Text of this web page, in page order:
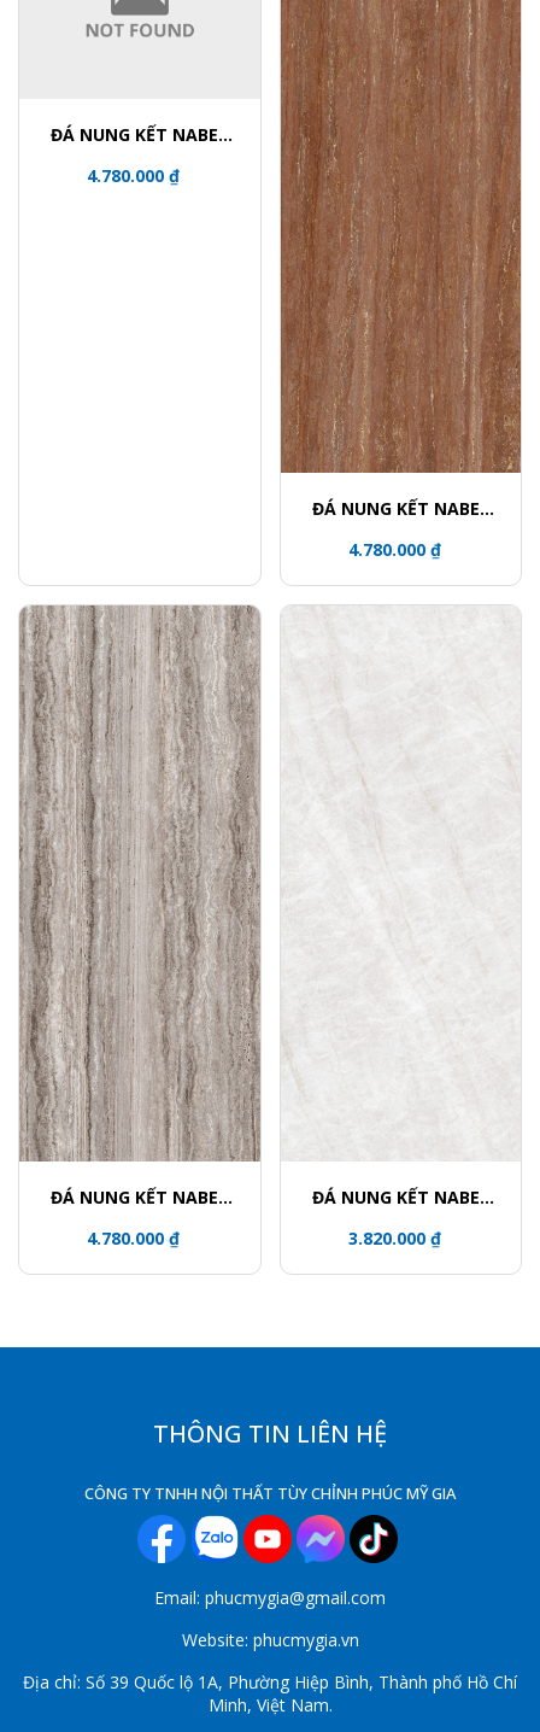
ĐÁ NUNG KẾT NABEL
4.780.000 ₫
ĐÁ NUNG KẾT NABEL
4.780.000 ₫
ĐÁ NUNG KẾT NABEL
4.780.000 ₫
ĐÁ NUNG KẾT NABEL
3.820.000 ₫
THÔNG TIN LIÊN HỆ
CÔNG TY TNHH NỘI THẤT TÙY CHỈNH PHÚC MỸ GIA
Email: phucmygia@gmail.com
Website: phucmygia.vn
Địa chỉ: Số 39 Quốc lộ 1A, Phường Hiệp Bình, Thành phố Hồ Chí
Minh, Việt Nam.